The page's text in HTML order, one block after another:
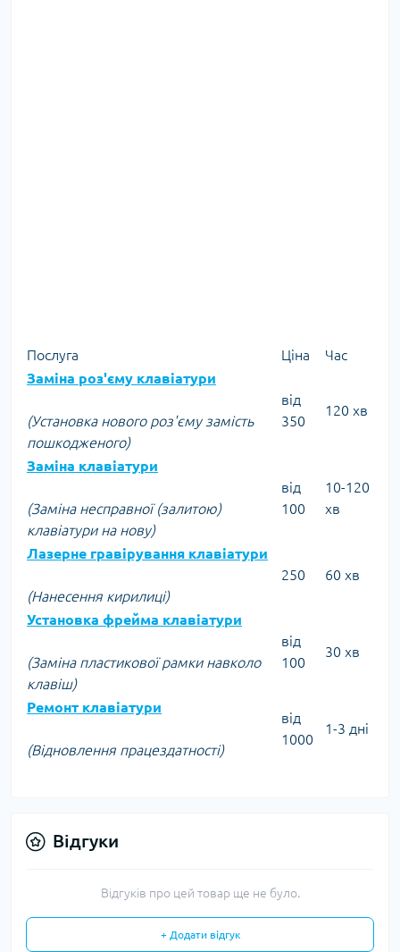
Послуга Ціна
Час
Заміна роз'єму клавіатури
(Установка нового роз'єму замість
пошкодженого)
від
350
120 хв
Заміна клавіатури
(Заміна несправної (залитою)
клавіатури на нову)
від
100
10-120
хв
Лазерне гравірування клавіатури
(Нанесення кирилиці)
250 60 хв
Установка фрейма клавіатури
(Заміна пластикової рамки навколо
клавіш)
від
100
30 хв
Ремонт клавіатури
(Відновлення працездатності)
від
1000
1-3 дні
Відгуки
Відгуків про цей товар ще не було.
+ Додати відгук